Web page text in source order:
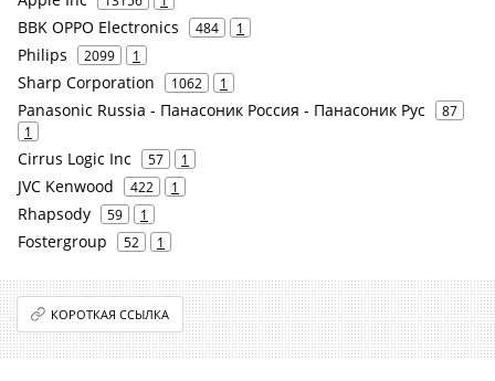
BBK OPPO Electronics 484 1
Philips 2099 1
Sharp Corporation 1062 1
Panasonic Russia - Панасоник Россия - Панасоник Рус
87
1
Cirrus Logic Inc 57 1
JVC Kenwood 422 1
Rhapsody 59 1
Fostergroup 52 1
КОРОТКАЯ ССЫЛКА